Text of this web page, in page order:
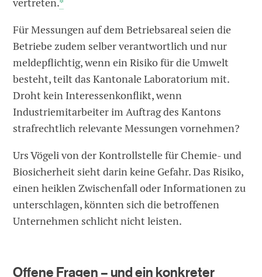
Für Messungen auf dem Betriebsareal seien die
Betriebe zudem selber verantwortlich und nur
meldepflichtig, wenn ein Risiko für die Umwelt
besteht, teilt das Kantonale Laboratorium mit.
Droht kein Interessenkonflikt, wenn
Industriemitarbeiter im Auftrag des Kantons
strafrechtlich relevante Messungen vornehmen?
Urs Vögeli von der Kontrollstelle für Chemie- und
Biosicherheit sieht darin keine Gefahr. Das Risiko,
einen heiklen Zwischenfall oder Informationen zu
unterschlagen, könnten sich die betroffenen
Unternehmen schlicht nicht leisten.
Offene Fragen – und ein konkreter